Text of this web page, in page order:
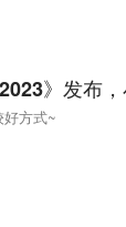
》发布
方式~